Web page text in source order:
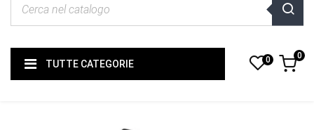
TUTTE CATEGORIE 0 0